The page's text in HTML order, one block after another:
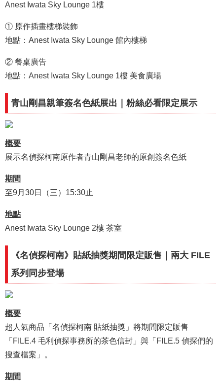
Anest Iwata Sky Lounge 1樓
① 原作插畫樓梯裝飾
地點：Anest Iwata Sky Lounge 館內樓梯
② 餐桌廣告
地點：Anest Iwata Sky Lounge 1樓 美食廣場
青山剛昌親筆簽名色紙展出｜粉絲必看限定展示
概要
展示名偵探柯南原作者青山剛昌老師的原創簽名色紙
期間
至9月30日（三）15:30止
地點
Anest Iwata Sky Lounge 2樓 茶室
《名偵探柯南》貼紙抽獎期間限定販售｜兩大 FILE
系列同步登場
概要
超人氣商品「名偵探柯南 貼紙抽獎」將期間限定販售
「FILE.4 毛利偵探事務所的茶色信封」與「FILE.5 偵探們的
搜查檔案」。
期間